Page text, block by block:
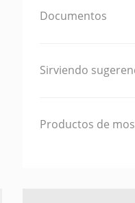
Documentos
Sirviendo
Productos de